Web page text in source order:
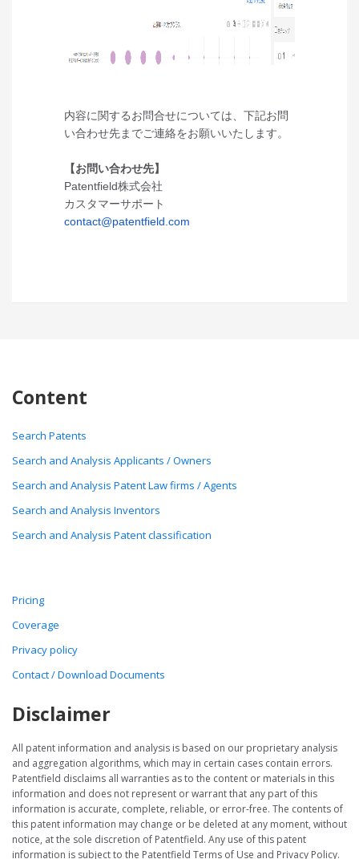
内容に関するお問合せについては、 下記お問
い合わせ先までご連絡をお願いいたします。
【お問い合わせ先】
Patentfield株式会社
カスタマーサポート
contact@patentfield.com
Content
Search Patents
Search and Analysis Applicants / Owners
Search and Analysis Patent Law firms / Agents
Search and Analysis Inventors
Search and Analysis Patent classification
Pricing
Coverage
Privacy policy
Contact / Download Documents
Disclaimer
All patent information and analysis is based on our proprietary analysis
and aggregation algorithms, which may in certain cases contain errors.
Patentfield disclaims all warranties as to the content or materials in this
information and does not represent or warrant that any part of this
information is accurate, complete, reliable, or error-free. The contents of
this patent information may change or be deleted at any moment, without
notice, at the sole discretion of Patentfield. Any use of this patent
information is subject to the Patentfield Terms of Use and Privacy Policy.